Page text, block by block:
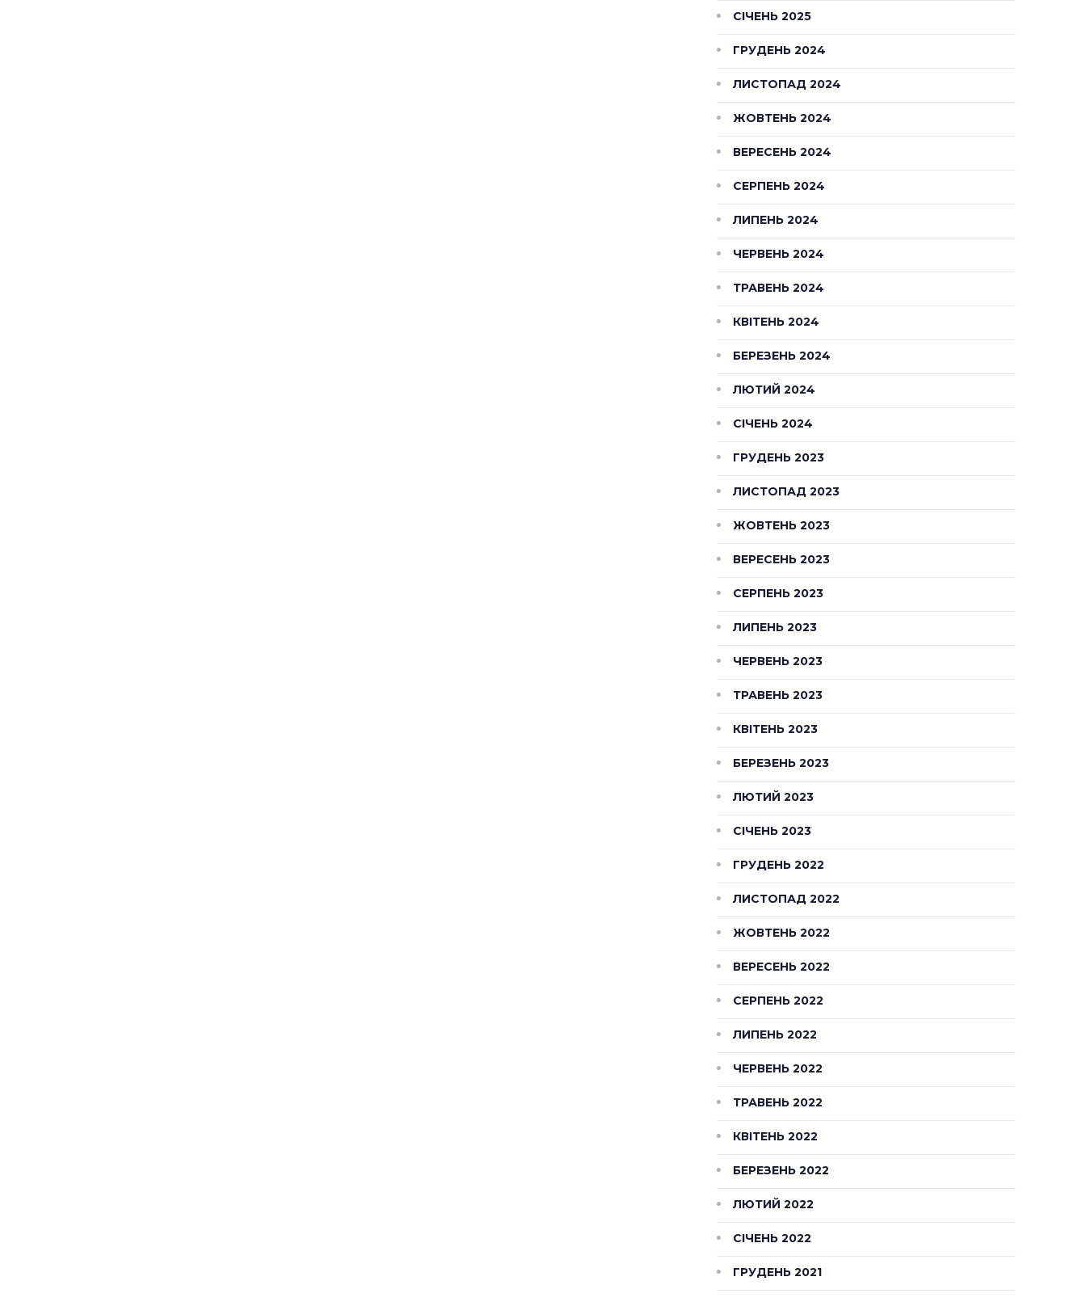
СІЧЕНЬ 2025
ГРУДЕНЬ 2024
ЛИСТОПАД 2024
ЖОВТЕНЬ 2024
ВЕРЕСЕНЬ 2024
СЕРПЕНЬ 2024
ЛИПЕНЬ 2024
ЧЕРВЕНЬ 2024
ТРАВЕНЬ 2024
КВІТЕНЬ 2024
БЕРЕЗЕНЬ 2024
ЛЮТИЙ 2024
СІЧЕНЬ 2024
ГРУДЕНЬ 2023
ЛИСТОПАД 2023
ЖОВТЕНЬ 2023
ВЕРЕСЕНЬ 2023
СЕРПЕНЬ 2023
ЛИПЕНЬ 2023
ЧЕРВЕНЬ 2023
ТРАВЕНЬ 2023
КВІТЕНЬ 2023
БЕРЕЗЕНЬ 2023
ЛЮТИЙ 2023
СІЧЕНЬ 2023
ГРУДЕНЬ 2022
ЛИСТОПАД 2022
ЖОВТЕНЬ 2022
ВЕРЕСЕНЬ 2022
СЕРПЕНЬ 2022
ЛИПЕНЬ 2022
ЧЕРВЕНЬ 2022
ТРАВЕНЬ 2022
КВІТЕНЬ 2022
БЕРЕЗЕНЬ 2022
ЛЮТИЙ 2022
СІЧЕНЬ 2022
ГРУДЕНЬ 2021